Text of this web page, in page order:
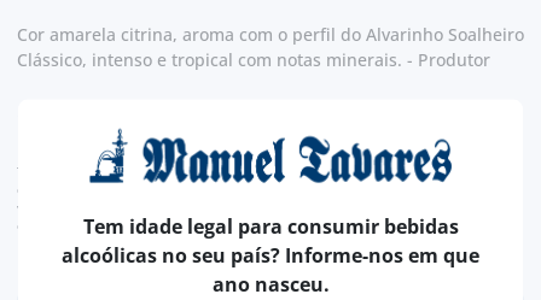
Cor amarela citrina, aroma com o perfil do Alvarinho Soalheiro
Clássico, intenso e tropical com notas minerais. - Produtor
95€
TAXA LEGAL EM VIGOR INCLUÍDO.
despesas de envio calculadas na finalização da compra
valor de conversão meramente indicativo, sendo a transação da encomenda, efetuada
em euros (€).Tem idade legal para consumir bebidas
alcoólicas no seu país? Informe-nos em que
ano nasceu.